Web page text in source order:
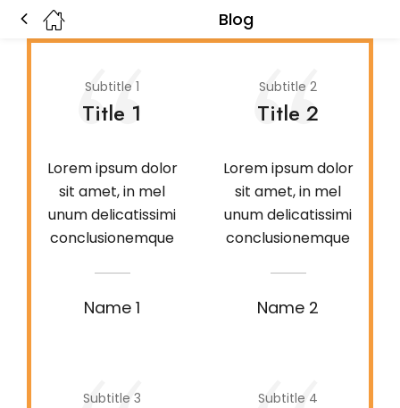
Blog
Subtitle 1
Title 1
Lorem ipsum dolor
sit amet, in mel
unum delicatissimi
conclusionemque
Name 1
Subtitle 2
Title 2
Lorem ipsum dolor
sit amet, in mel
unum delicatissimi
conclusionemque
Name 2
Subtitle 3 Subtitle 4